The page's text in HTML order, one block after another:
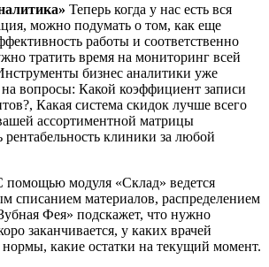
Теперь когда у нас есть вся
можно подумать о том, как еще
работы и соответственно
тратить время на мониторинг всей
бизнес аналитики уже
вопросы: Какой коэффициент записи
Какая система скидок лучше всего
ассортиментной матрицы
рентабельность клиники за любой
помощью модуля «Склад» ведется
списанием материалов, распределением
Фея» подскажет, что нужно
заканчивается, у каких врачей
нормы, какие остатки на текущий момент.